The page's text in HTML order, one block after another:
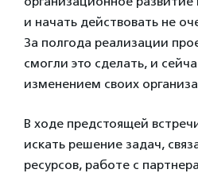
и начать действовать не
За полгода реализации
смогли это сделать, и
изменением своих
В ходе предстоящей
искать решение задач,
ресурсов, работе с